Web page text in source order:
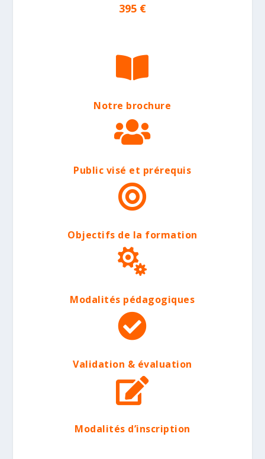
395 €

Notre brochure

Public visé et prérequis

Objectifs de la formation

Modalités pédagogiques

Validation & évaluation

Modalités d’inscription